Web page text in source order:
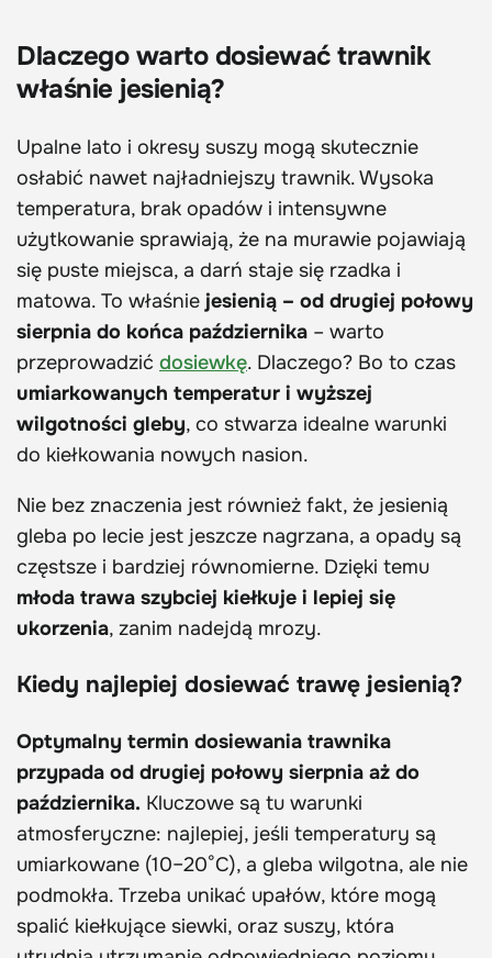
Dlaczego warto dosiewać trawnik
właśnie jesienią?
Upalne lato i okresy suszy mogą skutecznie
osłabić nawet najładniejszy trawnik. Wysoka
temperatura, brak opadów i intensywne
użytkowanie sprawiają, że na murawie pojawiają
się puste miejsca, a darń staje się rzadka i
matowa. To właśnie jesienią – od drugiej połowy
sierpnia do końca października – warto
przeprowadzić dosiewkę. Dlaczego? Bo to czas
umiarkowanych temperatur i wyższej
wilgotności gleby, co stwarza idealne warunki
do kiełkowania nowych nasion.
Nie bez znaczenia jest również fakt, że jesienią
gleba po lecie jest jeszcze nagrzana, a opady są
częstsze i bardziej równomierne. Dzięki temu
młoda trawa szybciej kiełkuje i lepiej się
ukorzenia, zanim nadejdą mrozy.
Kiedy najlepiej dosiewać trawę jesienią?
Optymalny termin dosiewania trawnika
przypada od drugiej połowy sierpnia aż do
października. Kluczowe są tu warunki
atmosferyczne: najlepiej, jeśli temperatury są
umiarkowane (10–20°C), a gleba wilgotna, ale nie
podmokła. Trzeba unikać upałów, które mogą
spalić kiełkujące siewki, oraz suszy, która